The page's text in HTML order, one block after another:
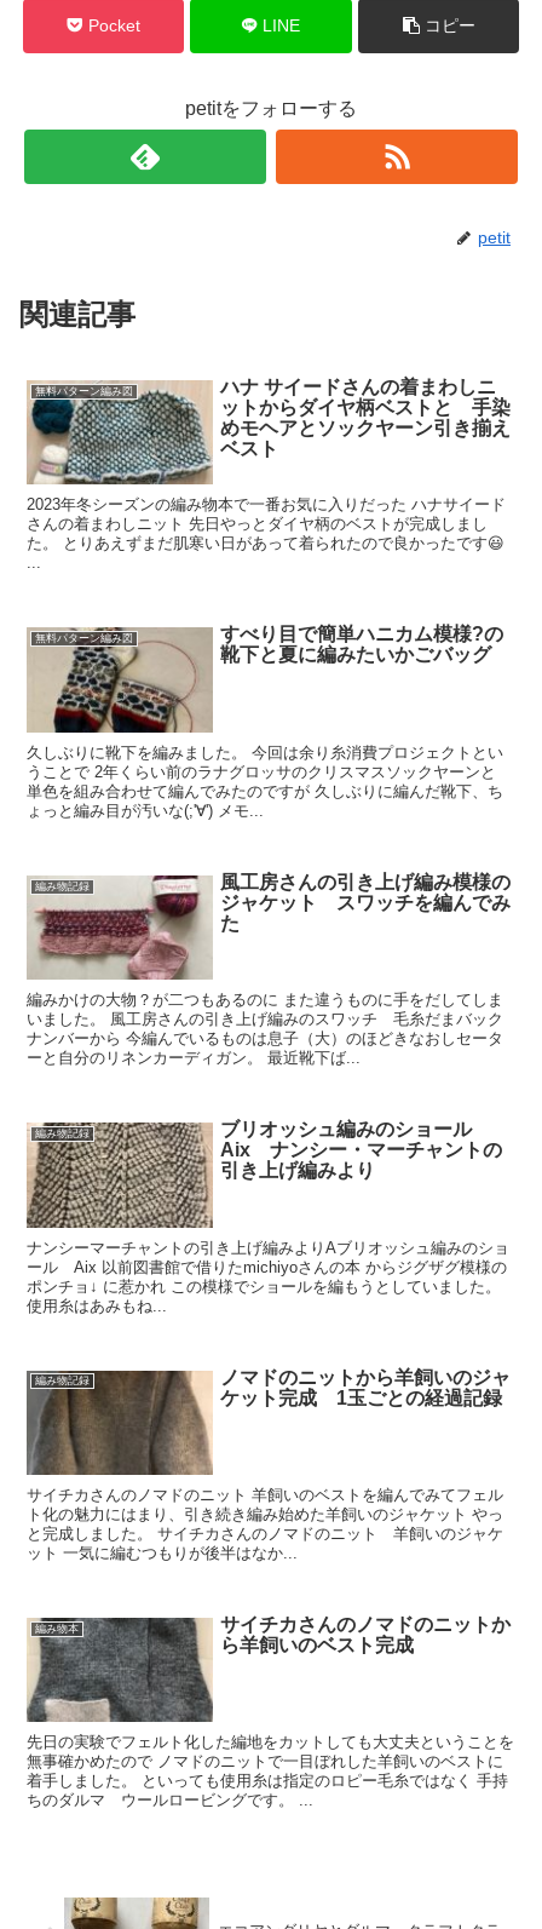
Pocket LINE コピー
petitをフォローする
petit
関連記事
無料パターン編み図
ハナ サイードさんの着まわしニ
ットからダイヤ柄ベストと 手染
めモヘアとソックヤーン引き揃え
ベスト
2023年冬シーズンの編み物本で一番お気に入りだった ハナサイード
さんの着まわしニット 先日やっとダイヤ柄のベストが完成しまし
た。 とりあえずまだ肌寒い日があって着られたので良かったです😃
...
無料パターン編み図
すべり目で簡単ハニカム模様?の
靴下と夏に編みたいかごバッグ
久しぶりに靴下を編みました。 今回は余り糸消費プロジェクトとい
うことで 2年くらい前のラナグロッサのクリスマスソックヤーンと
単色を組み合わせて編んでみたのですが 久しぶりに編んだ靴下、ち
ょっと編み目が汚いな(;'∀') メモ...
編み物記録
風工房さんの引き上げ編み模様の
ジャケット スワッチを編んでみ
た
編みかけの大物？が二つもあるのに また違うものに手をだしてしま
いました。 風工房さんの引き上げ編みのスワッチ 毛糸だまバック
ナンバーから 今編んでいるものは息子（大）のほどきなおしセータ
ーと自分のリネンカーディガン。 最近靴下ば...
編み物記録
ブリオッシュ編みのショール
Aix ナンシー・マーチャントの
引き上げ編みより
ナンシーマーチャントの引き上げ編みよりAブリオッシュ編みのショ
ール Aix 以前図書館で借りたmichiyoさんの本 からジグザグ模様の
ポンチョ↓ に惹かれ この模様でショールを編もうとしていました。
使用糸はあみもね...
編み物記録
ノマドのニットから羊飼いのジャ
ケット完成 1玉ごとの経過記録
サイチカさんのノマドのニット 羊飼いのベストを編んでみてフェル
ト化の魅力にはまり、引き続き編み始めた羊飼いのジャケット やっ
と完成しました。 サイチカさんのノマドのニット 羊飼いのジャケ
ット 一気に編むつもりが後半はなか...
編み物本
サイチカさんのノマドのニットか
ら羊飼いのベスト完成
先日の実験でフェルト化した編地をカットしても大丈夫ということを
無事確かめたので ノマドのニットで一目ぼれした羊飼いのベストに
着手しました。 といっても使用糸は指定のロピー毛糸ではなく 手持
ちのダルマ ウールロービングです。 ...